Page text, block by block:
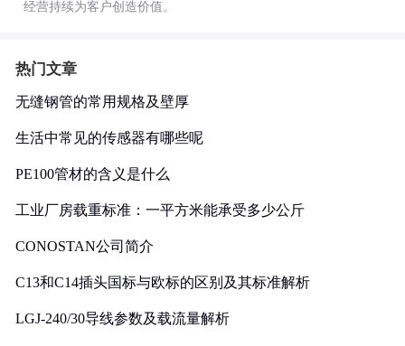
经营持续为客户创造价值。
热门文章
无缝钢管的常用规格及壁厚
生活中常见的传感器有哪些呢
PE100管材的含义是什么
工业厂房载重标准：一平方米能承受多少公斤
CONOSTAN公司简介
C13和C14插头国标与欧标的区别及其标准解析
LGJ-240/30导线参数及载流量解析